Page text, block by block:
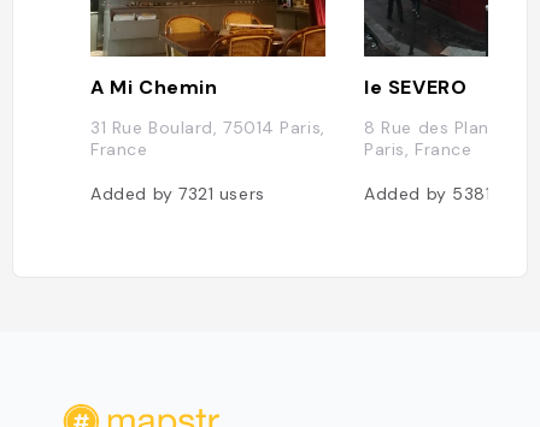
A Mi Chemin
31 Rue Boulard, 75014 Paris,
France
Added by7321 users
le SEVERO
8 Rue des Plantes,
Paris, France
Added by 5381